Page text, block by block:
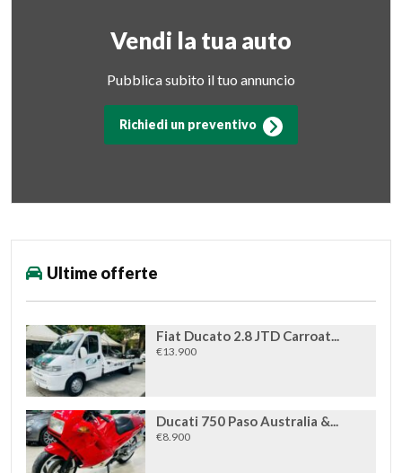
Vendi la tua auto
Pubblica subito il tuo annuncio
Richiedi un preventivo
Ultime offerte
Fiat Ducato 2.8 JTD Carroat...
€13.900
Ducati 750 Paso Australia &...
€8.900